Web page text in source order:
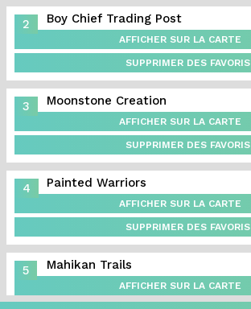
2 Boy Chief Trading Post
AFFICHER SUR LA CARTE
SUPPRIMER DES FAVORIS
3 Moonstone Creation
AFFICHER SUR LA CARTE
SUPPRIMER DES FAVORIS
4 Painted Warriors
AFFICHER SUR LA CARTE
SUPPRIMER DES FAVORIS
5 Mahikan Trails
AFFICHER SUR LA CARTE